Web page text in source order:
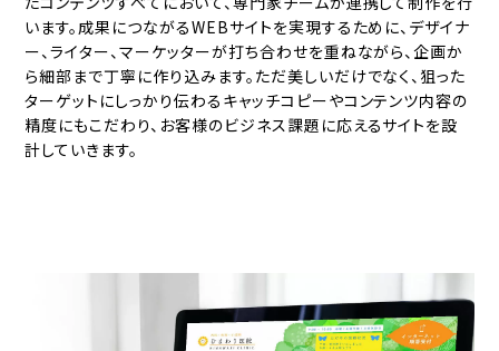
います。成果につながるWEBサイトを実現するために、デザイナ
ー、ライター、マーケッターが打ち合わせを重ねながら、企画か
ら細部まで丁寧に作り込みます。ただ美しいだけでなく、狙った
ターゲットにしっかり伝わるキャッチコピーやコンテンツ内容の
精度にもこだわり、お客様のビジネス課題に応えるサイトを設
計していきます。